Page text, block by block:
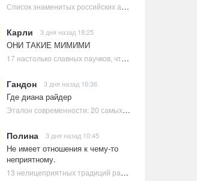
Список знаменитых российских артистов-евреев | Ультрамарин
Карли 3 дня назад 18:25
ОНИ ТАКИЕ МИМИМИ
17 настолько славных паучков, что даже у арахнофобов появится желание их погладить
Гандон 3 дня назад 16:36
Где диана райдер
Эталон современности: 20 самых красивых и привлекательных актрис Голливуда, по мнению Google | Ультрамарин
Полина 3 дня назад 10:45
Не имеет отношения к чему-то
неприятному.
13 нелицеприятных традиций разных стран, которые могут шокировать неподготовленного человека